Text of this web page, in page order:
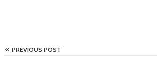
PREVIOUS POST